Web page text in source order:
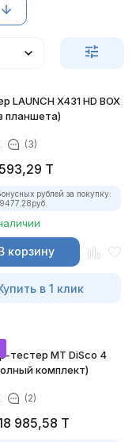
LAUNCH X431 HD BOX
планшета)
(3)
T
рублей за покупку:
руб.
корзину
в 1 клик
тестер MT DiSco 4
комплект)
(2)
985,58 T